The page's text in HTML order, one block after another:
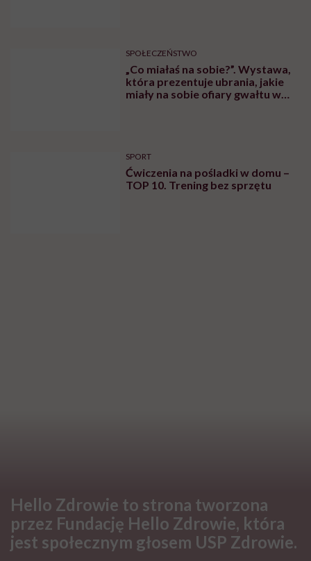
SPOŁECZEŃSTWO
„Co miałaś na sobie?”. Wystawa,
która prezentuje ubrania, jakie
miały na sobie ofiary gwałtu w
SPORT
Ćwiczenia na pośladki w domu –
TOP 10. Trening bez sprzętu
Hello Zdrowie to strona tworzona
przez Fundację Hello Zdrowie, która
jest społecznym głosem USP Zdrowie.